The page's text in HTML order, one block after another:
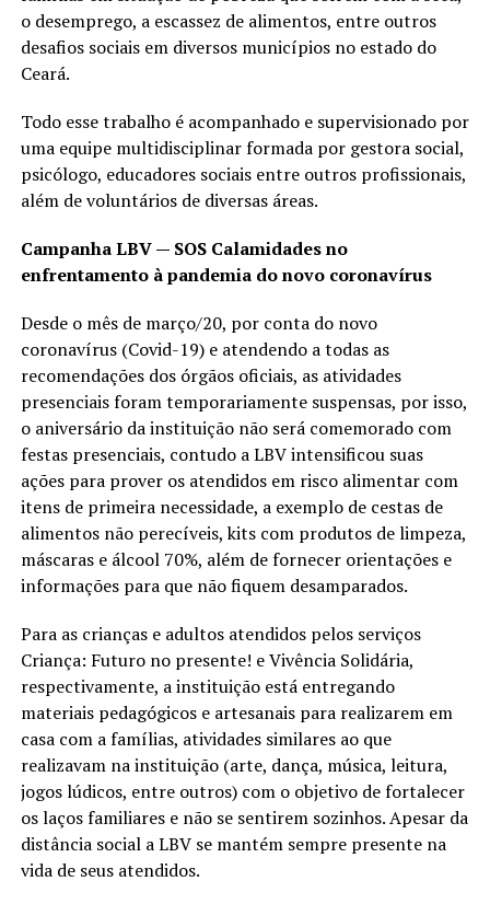
o desemprego, a escassez de alimentos, entre outros
desafios sociais em diversos municípios no estado do
Ceará.
Todo esse trabalho é acompanhado e supervisionado por
uma equipe multidisciplinar formada por gestora social,
psicólogo, educadores sociais entre outros profissionais,
além de voluntários de diversas áreas.
Campanha LBV — SOS Calamidades no
enfrentamento à pandemia do novo coronavírus
Desde o mês de março/20, por conta do novo
coronavírus (Covid-19) e atendendo a todas as
recomendações dos órgãos oficiais, as atividades
presenciais foram temporariamente suspensas, por isso,
o aniversário da instituição não será comemorado com
festas presenciais, contudo a LBV intensificou suas
ações para prover os atendidos em risco alimentar com
itens de primeira necessidade, a exemplo de cestas de
alimentos não perecíveis, kits com produtos de limpeza,
máscaras e álcool 70%, além de fornecer orientações e
informações para que não fiquem desamparados.
Para as crianças e adultos atendidos pelos serviços
Criança: Futuro no presente! e Vivência Solidária,
respectivamente, a instituição está entregando
materiais pedagógicos e artesanais para realizarem em
casa com a famílias, atividades similares ao que
realizavam na instituição (arte, dança, música, leitura,
jogos lúdicos, entre outros) com o objetivo de fortalecer
os laços familiares e não se sentirem sozinhos. Apesar da
distância social a LBV se mantém sempre presente na
vida de seus atendidos.